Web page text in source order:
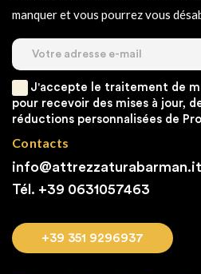
manquer et vous pourrez vous
J'accepte le traitement de
pour recevoir des mises à jour,
réductions personnalisées de
Contacts
info@attrezzaturabarman.it
Tél. +39 0631057463
+39 351 9296937